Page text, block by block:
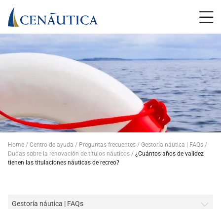
Home Centro de ayuda Preguntas frecuentes
Gestoría náutica | FAQs
Dudas sobre la renovación de títulos náuticos
¿Cuántos años de validez
tienen las titulaciones náuticas de recreo?
Gestoría náutica | FAQs